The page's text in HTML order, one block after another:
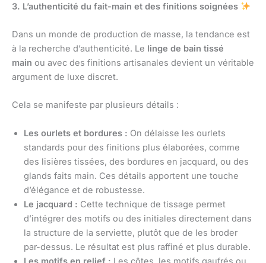
3. L’authenticité du fait-main et des finitions soignées
Dans un monde de production de masse, la tendance est
à la recherche d’authenticité. Le linge de bain tissé
main ou avec des finitions artisanales devient un véritable
argument de luxe discret.
Cela se manifeste par plusieurs détails :
Les ourlets et bordures : On délaisse les ourlets
standards pour des finitions plus élaborées, comme
des lisières tissées, des bordures en jacquard, ou des
glands faits main. Ces détails apportent une touche
d’élégance et de robustesse.
Le jacquard : Cette technique de tissage permet
d’intégrer des motifs ou des initiales directement dans
la structure de la serviette, plutôt que de les broder
par-dessus. Le résultat est plus raffiné et plus durable.